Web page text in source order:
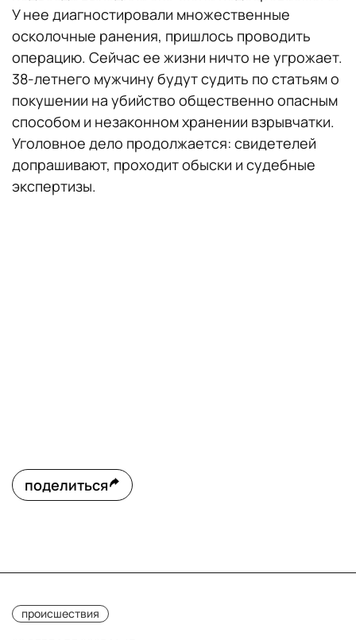
У нее диагностировали множественные
осколочные ранения, пришлось проводить
операцию. Сейчас ее жизни ничто не угрожает.
38-летнего мужчину будут судить по статьям о
покушении на убийство общественно опасным
способом и незаконном хранении взрывчатки.
Уголовное дело продолжается: свидетелей
допрашивают, проходит обыски и судебные
экспертизы.
поделиться
происшествия